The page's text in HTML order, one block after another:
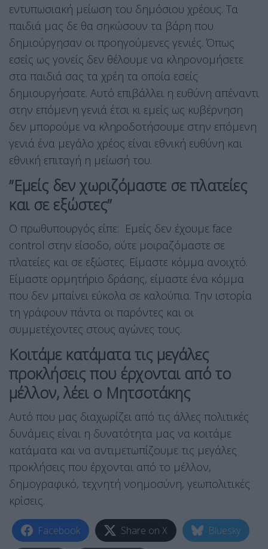
εντυπωσιακή μείωση του δημόσιου χρέους. Τα
παιδιά μας δε θα σηκώσουν τα βάρη που
δημιούργησαν οι προηγούμενες γενιές. Όπως
εσείς ως γονείς δεν θέλουμε να κληρονομήσετε
στα παιδιά σας τα χρέη τα οποία εσείς
δημιουργήσατε. Αυτό επιβάλλει η ευθύνη απέναντι
στην επόμενη γενιά έτσι κι εμείς ως κυβέρνηση
δεν μπορούμε να κληροδοτήσουμε στην επόμενη
γενιά ένα μεγάλο χρέος είναι εθνική ευθύνη και
εθνική επιταγή η μείωσή του.
”Εμείς δεν χωριζόμαστε σε πλατείες
και σε εξώστες”
Ο πρωθυπουργός είπε: Εμείς δεν έχουμε face
control στην είσοδο, ούτε μοιραζόμαστε σε
πλατείες και σε εξώστες. Είμαστε κόμμα ανοιχτό.
Είμαστε ορμητήριο δράσης, είμαστε ένα κόμμα
που δεν μπαίνει εύκολα σε καλούπια. Την ιστορία
τη γράφουν πάντα οι παρόντες και οι
συμμετέχοντες στους αγώνες τους.
Κοιτάμε κατάματα τις μεγάλες
προκλήσεις που έρχονται από το
μέλλον, λέει ο Μητσοτάκης
Αυτό που μας διαχωρίζει από τις άλλες πολιτικές
δυνάμεις είναι η δυνατότητα μας να κοιτάμε
κατάματα και να αντιμετωπίζουμε τις μεγάλες
προκλήσεις που έρχονται από το μέλλον,
δημογραφικό, τεχνητή νοημοσύνη, γεωπολιτικές
κρίσεις.
Facebook Share on X Bluesky